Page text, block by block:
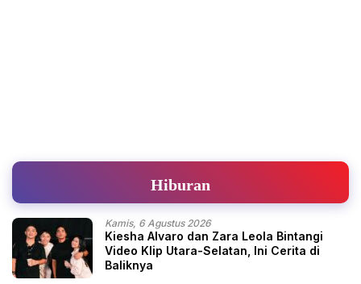
Hiburan
Kamis, 6 Agustus 2026
Kiesha Alvaro dan Zara Leola Bintangi
Video Klip Utara-Selatan, Ini Cerita di
Baliknya